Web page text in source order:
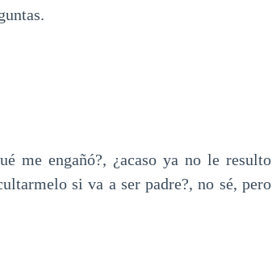
me engañó?, ¿acaso ya no le resulto
si va a ser padre?, no sé, pero